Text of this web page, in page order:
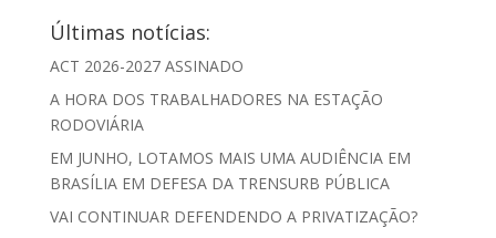
Últimas notícias:
ACT 2026-2027 ASSINADO
A HORA DOS TRABALHADORES NA ESTAÇÃO
RODOVIÁRIA
EM JUNHO, LOTAMOS MAIS UMA AUDIÊNCIA EM
BRASÍLIA EM DEFESA DA TRENSURB PÚBLICA
VAI CONTINUAR DEFENDENDO A PRIVATIZAÇÃO?